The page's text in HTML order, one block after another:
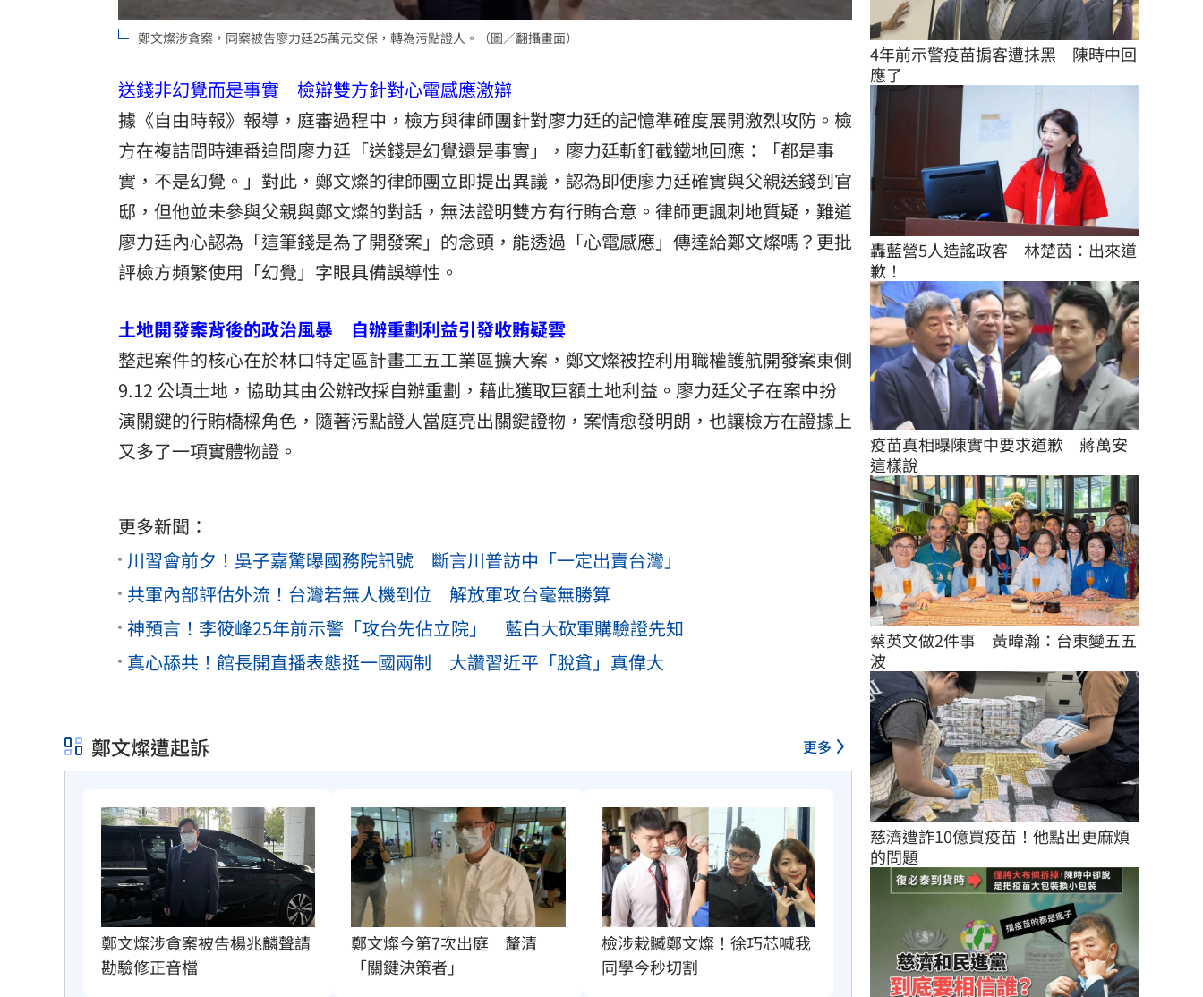
鄭文燦涉貪案，同案被告廖力廷25萬元交保，轉為污點證人。（圖／翻攝畫面）
送錢非幻覺而是事實 檢辯雙方針對心電感應激辯
據《自由時報》報導，庭審過程中，檢方與律師團針對廖力廷的記憶準確度展開激烈攻防。檢
方在複詰問時連番追問廖力廷「送錢是幻覺還是事實」，廖力廷斬釘截鐵地回應：「都是事
實，不是幻覺。」對此，鄭文燦的律師團立即提出異議，認為即便廖力廷確實與父親送錢到官
邸，但他並未參與父親與鄭文燦的對話，無法證明雙方有行賄合意。律師更諷刺地質疑，難道
廖力廷內心認為「這筆錢是為了開發案」的念頭，能透過「心電感應」傳達給鄭文燦嗎？更批
評檢方頻繁使用「幻覺」字眼具備誤導性。
土地開發案背後的政治風暴 自辦重劃利益引發收賄疑雲
整起案件的核心在於林口特定區計畫工五工業區擴大案，鄭文燦被控利用職權護航開發案東側
9.12 公頃土地，協助其由公辦改採自辦重劃，藉此獲取巨額土地利益。廖力廷父子在案中扮
演關鍵的行賄橋樑角色，隨著污點證人當庭亮出關鍵證物，案情愈發明朗，也讓檢方在證據上
又多了一項實體物證。
更多新聞：
川習會前夕！吳子嘉驚曝國務院訊號 斷言川普訪中「一定出賣台灣」
共軍內部評估外流！台灣若無人機到位 解放軍攻台毫無勝算
神預言！李筱峰25年前示警「攻台先佔立院」 藍白大砍軍購驗證先知
真心舔共！館長開直播表態挺一國兩制 大讚習近平「脫貧」真偉大
鄭文燦遭起訴 更多
鄭文燦涉貪案被告楊兆麟聲請
勘驗修正音檔
鄭文燦今第7次出庭　釐清
「關鍵決策者」
檢涉栽贓鄭文燦！徐巧芯喊我
同學今秒切割
4年前示警疫苗掮客遭抹黑　陳時中回
應了
轟藍營5人造謠政客　林楚茵：出來道
歉！
疫苗真相曝陳實中要求道歉　蔣萬安
這樣說
蔡英文做2件事　黃暐瀚：台東變五五
波
慈濟遭詐10億買疫苗！他點出更麻煩
的問題